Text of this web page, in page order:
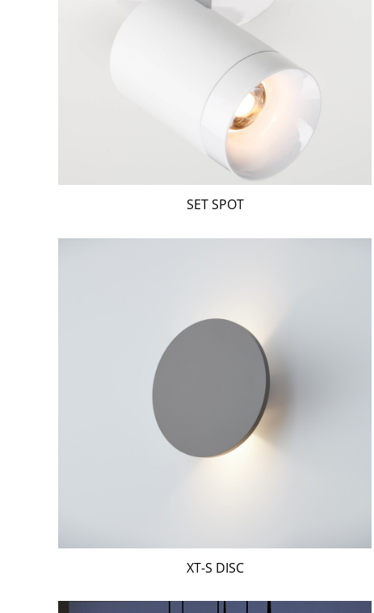
SET SPOT
XT-S DISC